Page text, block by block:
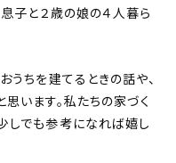
子と２歳の娘の４人暮ら
うちを建てるときの話や、
います。私たちの家づく
しでも参考になれば嬉し